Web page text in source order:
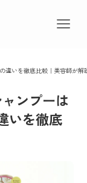
違いを徹底比較｜美容師が解
ンプーは
いを徹底